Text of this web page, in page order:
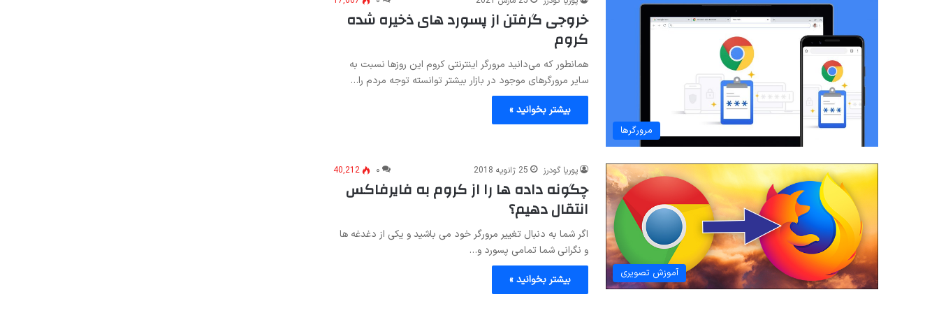
مرورگرها
خروجی گرفتن از پسورد های ذخیره شده
کروم
همانطور که می‌دانید مرورگر اینترنتی کروم این روزها نسبت به
سایر مرورگرهای موجود در بازار بیشتر توانسته توجه مردم را…
بیشتر بخوانید »
آموزش تصویری
پوریا گودرز 25 ژانویه 2018 ۰ 40,212
چگونه داده ها را از کروم به فایرفاکس
انتقال دهیم؟
اگر شما به دنبال تغییر مرورگر خود می باشید و یکی از دغدغه ها
و نگرانی شما تمامی پسورد و…
بیشتر بخوانید »